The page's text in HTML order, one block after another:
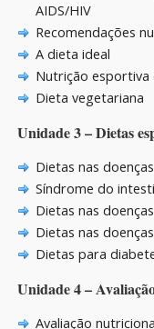
AIDS/HIV
Recomendações
A dieta ideal
Nutrição esportiva
Dieta vegetariana
Unidade 3 – Dietas
Dietas nas
Síndrome do
Dietas nas
Dietas nas
Dietas para
Unidade 4 –
Avaliação